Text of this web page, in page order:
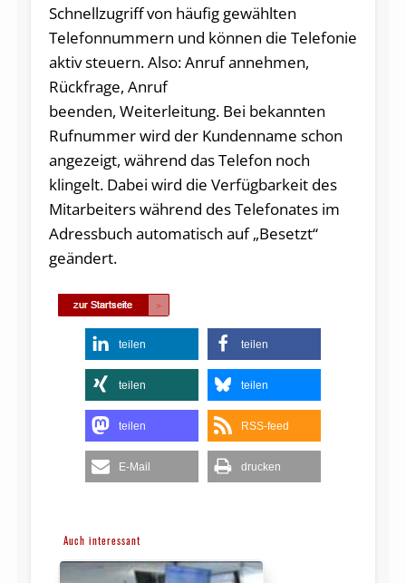
Schnellzugriff von häufig gewählten
Telefonnummern und können die Telefonie
aktiv steuern. Also: Anruf annehmen,
Rückfrage, Anruf
beenden, Weiterleitung. Bei bekannten
Rufnummer wird der Kundenname schon
angezeigt, während das Telefon noch
klingelt. Dabei wird die Verfügbarkeit des
Mitarbeiters während des Telefonates im
Adressbuch automatisch auf „Besetzt“
geändert.
teilen teilen
teilen teilen
teilen RSS-feed
E-Mail drucken
Auch interessant